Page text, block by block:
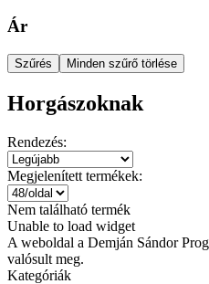
Ár
Szűrés Minden szűrő törlése
Horgászoknak
Rendezés:
Megjelenített termékek:
Nem található termék
Unable to load widget
A weboldal a Demján Sándor
valósult meg.
Kategóriák